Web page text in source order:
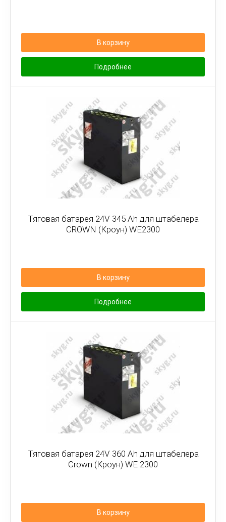
В корзину
Подробнее
Тяговая батарея 24V 345 Ah для штабелера
CROWN (Кроун) WE2300
В корзину
Подробнее
Тяговая батарея 24V 360 Ah для штабелера
Crown (Кроун) WE 2300
В корзину